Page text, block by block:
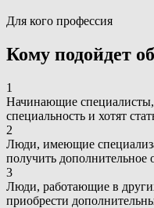
Для кого профессия
Кому подойдет
1
Начинающие
специальность и хотят
2
Люди, имеющие
получить дополнительное
3
Люди, работающие в
приобрести